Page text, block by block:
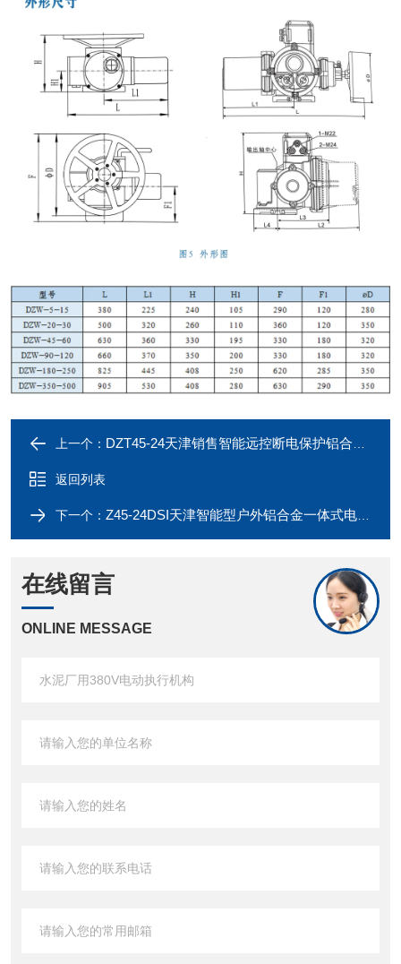
上一个： DZT45-24天津销售智能远控断电保护铝合金电动执行器
返回列表
下一个： Z45-24DSI天津智能型户外铝合金一体式电动执行器
在线留言
ONLINE MESSAGE